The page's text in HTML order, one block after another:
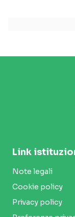
Link
Note legali
Cookie policy
Privacy policy